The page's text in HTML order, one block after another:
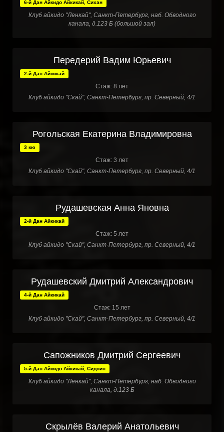
6-й Дан Айкидо Айкикай, Сихан
Клуб айкидо "Ленкай", Санкт-Петербург, наб. Обводного
канала, д.123 Б (большой зал)
Передерий Вадим Юрьевич
2-й Дан Айкикай
Стаж: 8 лет
Клуб айкидо "Скай", Санкт-Петербург, пр. Северный, 4/1
Рогольская Екатерина Владимировна
3 кю
Стаж: 3 лет
Клуб айкидо "Скай", Санкт-Петербург, пр. Северный, 4/1
Рудашевская Анна Яновна
2-й Дан Айкикай
Стаж: 5 лет
Клуб айкидо "Скай", Санкт-Петербург, пр. Северный, 4/1
Рудашевский Дмитрий Александрович
4-й Дан Айкикай
Стаж: 15 лет
Клуб айкидо "Скай", Санкт-Петербург, пр. Северный, 4/1
Сапожников Дмитрий Сергеевич
5-й Дан Айкидо Айкикай, Сидоин
Клуб айкидо "Ленкай", Санкт-Петербург, наб. Обводного
канала, д.123 Б
Скрылёв Валерий Анатольевич